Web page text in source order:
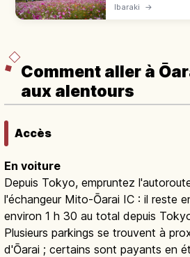
de 120 m. Visitez
Ibaraki →
Comment aller à
aux alentours
Accès
En voiture
Depuis Tokyo, empruntez
l'échangeur Mito-Ōarai IC : il reste
environ 1 h 30 au total depuis
Plusieurs parkings se trouvent à
d'Ōarai ; certains sont payants en